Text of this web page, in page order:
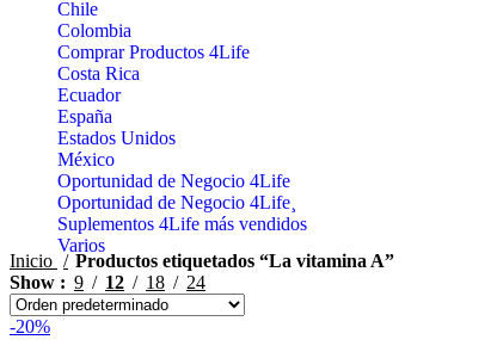
Chile
Colombia
Comprar Productos 4Life
Costa Rica
Ecuador
España
Estados Unidos
México
Oportunidad de Negocio 4Life
Oportunidad de Negocio 4Life¸
Suplementos 4Life más vendidos
Varios
Inicio
Productos etiquetados “La vitamina A”
Show
9 12 18 24
-20%